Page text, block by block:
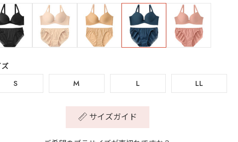
S M L LL
サイズガイド